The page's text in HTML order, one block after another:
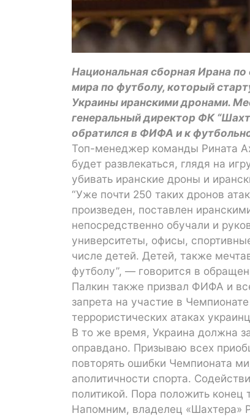
Национальная сборная Ирана
мира по футболу, который
Украины иранскими дронами.
генеральный директор ФК
обратился в ФИФА и к
Топ-менеджер команды Рината
будет развлекаться, глядя на
убивать иранские дроны и
“Уже почти 250 таких дронов
произведен, поставлен
непосредственно обучали и
университеты, офисы,
числе детей. Детей, также
футболу”, — говорится в
Палкин также призвал ФИФА и
запрета на участие в
террористических атаках
В то же время, Украина должна
оправдано. Призываю всех
повторять ошибки Чемпионата
аполитичности спорта.
политикой. Пора положить
Напомним, владелец «Шахтера»